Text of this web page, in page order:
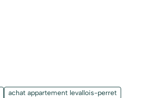
achat appartement levallois-perret